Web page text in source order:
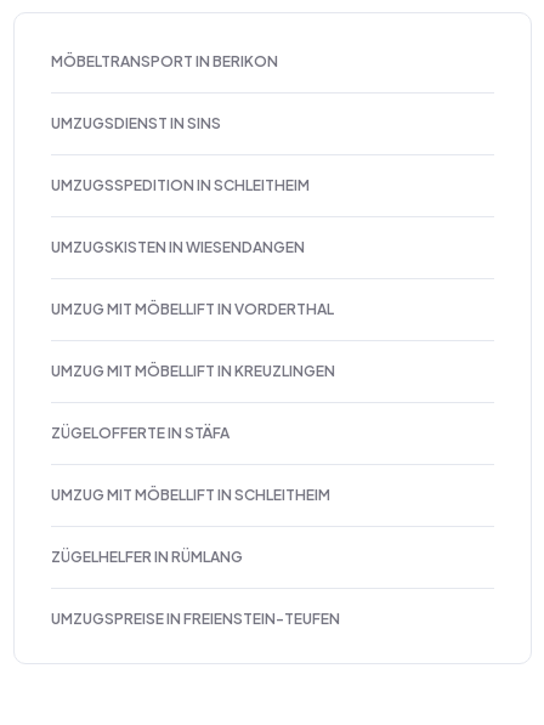
MÖBELTRANSPORT IN BERIKON
UMZUGSDIENST IN SINS
UMZUGSSPEDITION IN SCHLEITHEIM
UMZUGSKISTEN IN WIESENDANGEN
UMZUG MIT MÖBELLIFT IN VORDERTHAL
UMZUG MIT MÖBELLIFT IN KREUZLINGEN
ZÜGELOFFERTE IN STÄFA
UMZUG MIT MÖBELLIFT IN SCHLEITHEIM
ZÜGELHELFER IN RÜMLANG
UMZUGSPREISE IN FREIENSTEIN-TEUFEN